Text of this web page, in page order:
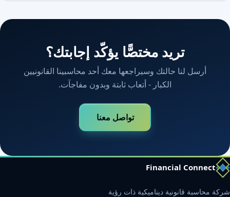
تريد مختصًّا يؤكّد إجابتك؟
أرسل لنا حالتك وسيراجعها معك أحد محاسبينا القانونيين
الكبار - أتعاب ثابتة وبدون مفاجآت.
تواصل معنا
Financial Connect
شركة محاسبة قانونية ديناميكية ذات رؤية